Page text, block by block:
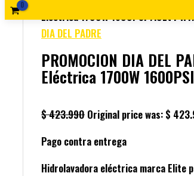
Eléctrica 1700W 1600PSI 7.0Lt
DIA DEL PADRE
PROMOCION DIA DEL
Eléctrica 1700W
$423.990 Original price was: $
Pago contra entrega
Hidrolavadora eléctrica marca Elite